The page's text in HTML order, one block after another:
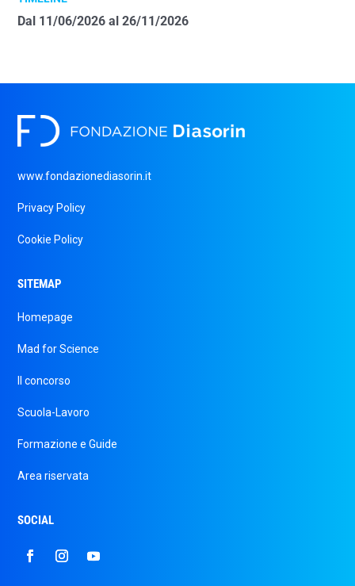
Dal 11/06/2026 al 26/11/2026
www.fondazionediasorin.it
Privacy Policy
Cookie Policy
SITEMAP
Homepage
Mad for Science
Il concorso
Scuola-Lavoro
Formazione e Guide
Area riservata
SOCIAL